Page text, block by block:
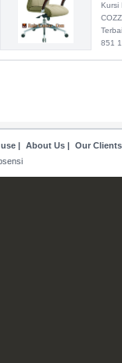
Kursi
851
| About Us| Our Clients